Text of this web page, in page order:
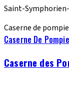
Saint-
Caserne de
Caserne De
Caserne des